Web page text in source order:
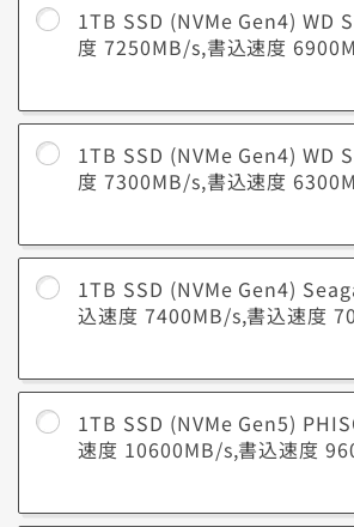
ゲーム
超える容量が必要です。
iPhone
で撮影
した動
フルHD動画(1080p HD/30fps)1
動画(4K/60fps)1分あたり約
ば、4K動画20本で約8GBを消費
動画編集作業（1ファイルあたり
短編動画の編集（3～5分、フル
中編動画の編集（10～30分、フ
アニメーション制作（2Dまたは
上
動画編
集作業
たり）
短編動画の編集（3～5分、フル
中編動画の編集（10～30分、フ
アニメーション制作（2Dまたは
1TB SSD (NVMe Gen4) WD
度 7250MB/s,書込速度
1TB SSD (NVMe Gen4) WD
度 7300MB/s,書込速度
1TB SSD (NVMe Gen4)
込速度 7400MB/s,書込速度
1TB SSD (NVMe Gen5)
速度 10600MB/s,書込速度